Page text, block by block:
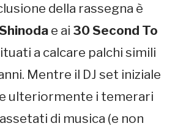
della rassegna è
e ai 30 Second To
a calcare palchi simili
Mentre il DJ set iniziale
ulteriormente i temerari
di musica (e non